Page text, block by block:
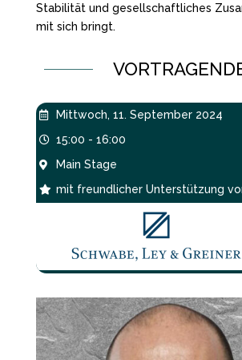
Stabilität und gesellschaftliches
mit sich bringt.
 Mittwoch, 11. September 2024
 15:00 - 16:00
 Main Stage
 mit freundlicher Unterstützung